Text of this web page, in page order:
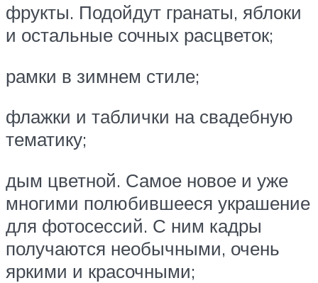
фрукты. Подойдут гранаты, яблоки
и остальные сочных расцветок;
рамки в зимнем стиле;
флажки и таблички на свадебную
тематику;
дым цветной. Самое новое и уже
многими полюбившееся украшение
для фотосессий. С ним кадры
получаются необычными, очень
яркими и красочными;